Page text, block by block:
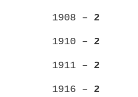
1908 – 2
1910 – 2
1911 – 2
1916 – 2